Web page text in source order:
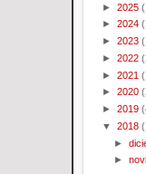
► 2025
► 2024
► 2023
► 2022
► 2021
► 2020
► 2019
▼ 2018
►
►